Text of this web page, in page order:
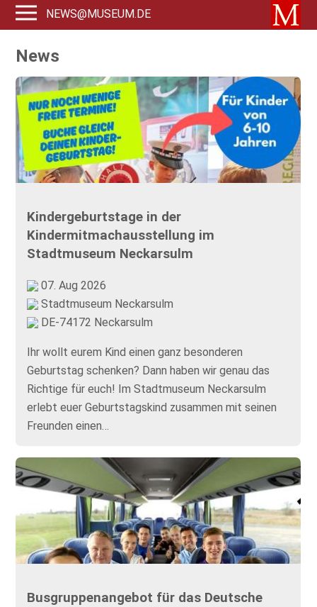
NEWS@MUSEUM.DE
News
Kindergeburtstage in der
Kindermitmachausstellung im
Stadtmuseum Neckarsulm
07. Aug 2026
Stadtmuseum Neckarsulm
DE-74172 Neckarsulm
Ihr wollt eurem Kind einen ganz besonderen
Geburtstag schenken? Dann haben wir genau das
Richtige für euch! Im Stadtmuseum Neckarsulm
erlebt euer Geburtstagskind zusammen mit seinen
Freunden einen…
Busgruppenangebot für das Deutsche